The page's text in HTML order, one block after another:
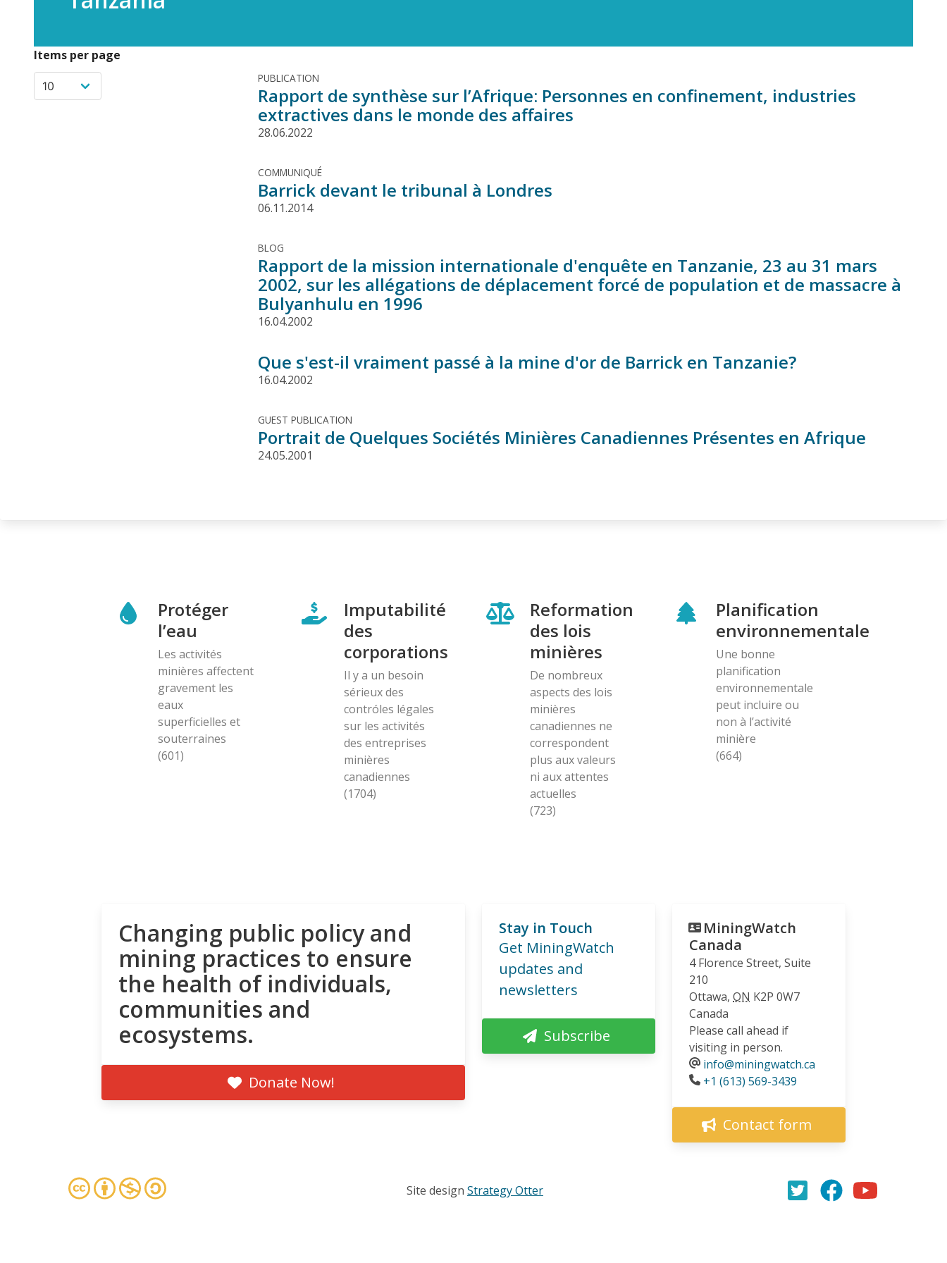
Items per page
PUBLICATION
Rapport de synthèse sur l’Afrique: Personnes en confinement, industries
extractives dans le monde des affaires
28.06.2022
COMMUNIQUÉ
Barrick devant le tribunal à Londres
06.11.2014
BLOG
Rapport de la mission internationale d'enquête en Tanzanie, 23 au 31 mars
2002, sur les allégations de déplacement forcé de population et de massacre à
Bulyanhulu en 1996
16.04.2002
Que s'est-il vraiment passé à la mine d'or de Barrick en Tanzanie?
16.04.2002
GUEST PUBLICATION
Portrait de Quelques Sociétés Minières Canadiennes Présentes en Afrique
24.05.2001
Protéger
l’eau
Les activités
minières affectent
gravement les
eaux
superficielles et
souterraines
(601)
Imputabilité
des
corporations
Il y a un besoin
sérieux des
contróles légales
sur les activités
des entreprises
minières
canadiennes
(1704)
Reformation
des lois
minières
De nombreux
aspects des lois
minières
canadiennes ne
correspondent
plus aux valeurs
ni aux attentes
actuelles
(723)
Planification
environnementale
Une bonne
planification
environnementale
peut incluire ou
non à l’activité
minière
(664)
Changing public policy and
mining practices to ensure
the health of individuals,
communities and
ecosystems.
Donate Now!
Stay in Touch
Get MiningWatch
updates and
newsletters
Subscribe
MiningWatch
Canada
4 Florence Street, Suite
210
Ottawa, ON K2P 0W7
Canada
Please call ahead if
visiting in person.
info@miningwatch.ca
Phone
+1 (613) 569-3439
Contact form
Site design Strategy Otter